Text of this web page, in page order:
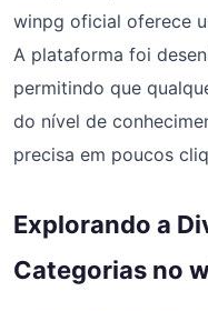
winpg oficial oferece
A plataforma foi
permitindo que
do nível de
precisa em poucos
Explorando a
Categorias no